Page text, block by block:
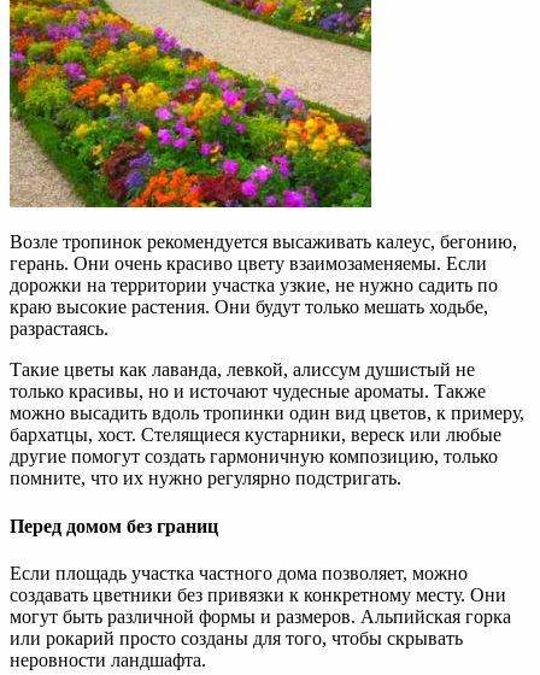
Возле тропинок рекомендуется высаживать калеус, бегонию,
герань. Они очень красиво цвету взаимозаменяемы. Если
дорожки на территории участка узкие, не нужно садить по
краю высокие растения. Они будут только мешать ходьбе,
разрастаясь.
Такие цветы как лаванда, левкой, алиссум душистый не
только красивы, но и источают чудесные ароматы. Также
можно высадить вдоль тропинки один вид цветов, к примеру,
бархатцы, хост. Стелящиеся кустарники, вереск или любые
другие помогут создать гармоничную композицию, только
помните, что их нужно регулярно подстригать.
Перед домом без границ
Если площадь участка частного дома позволяет, можно
создавать цветники без привязки к конкретному месту. Они
могут быть различной формы и размеров. Альпийская горка
или рокарий просто созданы для того, чтобы скрывать
неровности ландшафта.